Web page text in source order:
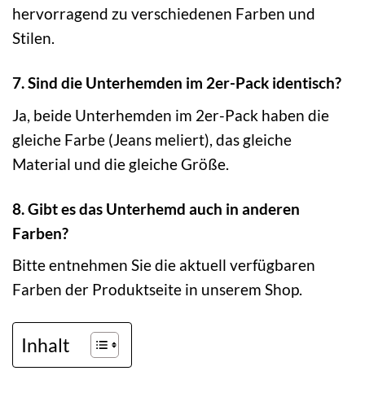
hervorragend zu verschiedenen Farben und
Stilen.
7. Sind die Unterhemden im 2er-Pack identisch?
Ja, beide Unterhemden im 2er-Pack haben die
gleiche Farbe (Jeans meliert), das gleiche
Material und die gleiche Größe.
8. Gibt es das Unterhemd auch in anderen
Farben?
Bitte entnehmen Sie die aktuell verfügbaren
Farben der Produktseite in unserem Shop.
Inhalt